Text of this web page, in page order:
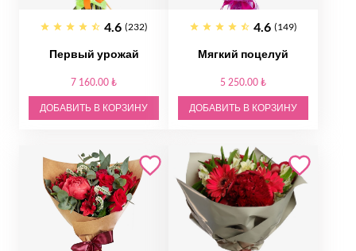
4.6 (232)
Первый урожай
7 160.00 ₺
ДОБАВИТЬ В КОРЗИНУ
4.6 (149)
Мягкий поцелуй
5 250.00 ₺
ДОБАВИТЬ В КОРЗИНУ